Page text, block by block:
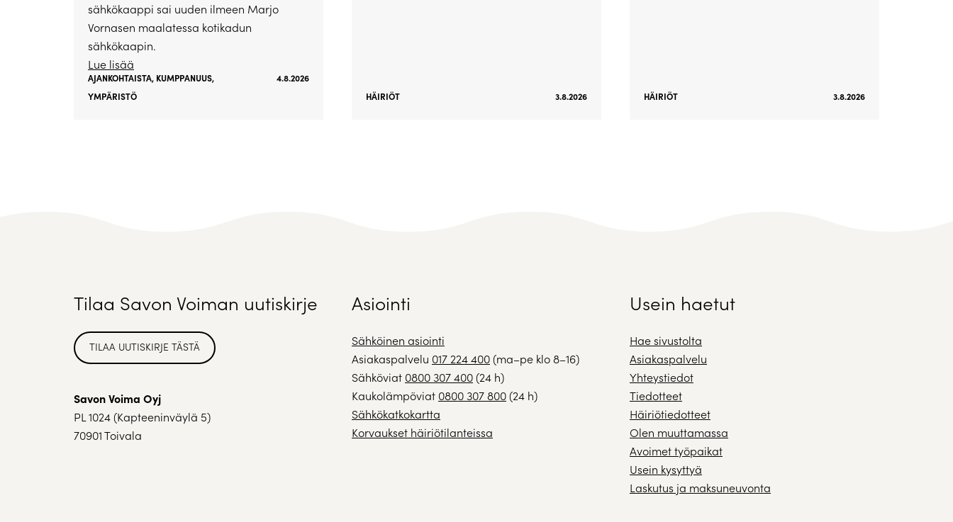
sähkökaappi sai uuden ilmeen Marjo
Vornasen maalatessa kotikadun
sähkökaapin.
Lue lisää
AJANKOHTAISTA, KUMPPANUUS,
YMPÄRISTÖ
4.8.2026
HÄIRIÖT 3.8.2026 HÄIRIÖT 3.8.2026
Tilaa Savon Voiman uutiskirje
TILAA UUTISKIRJE TÄSTÄ
Savon Voima Oyj
PL 1024 (Kapteeninväylä 5)
70901 Toivala
Asiointi
Sähköinen asiointi
Asiakaspalvelu 017 224 400(ma–pe klo 8–16)
Sähköviat 0800 307 400(24 h)
Kaukolämpöviat 0800 307 800(24 h)
Sähkökatkokartta
Korvaukset häiriötilanteissa
Usein haetut
Hae sivustolta
Asiakaspalvelu
Yhteystiedot
Tiedotteet
Häiriötiedotteet
Olen muuttamassa
Avoimet työpaikat
Usein kysyttyä
Laskutus ja maksuneuvonta